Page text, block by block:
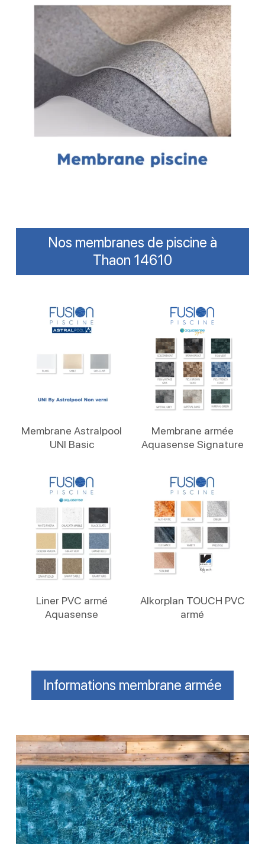
Nos membranes de piscine à
Thaon 14610
Membrane Astralpool
UNI Basic
Membrane armée
Aquasense Signature
Liner PVC armé
Aquasense
Alkorplan TOUCH PVC
armé
Informations membrane armée
Membrane
armée
–
Solution
rénovation